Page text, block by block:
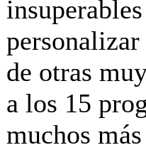
de otras
a los 15
muchos